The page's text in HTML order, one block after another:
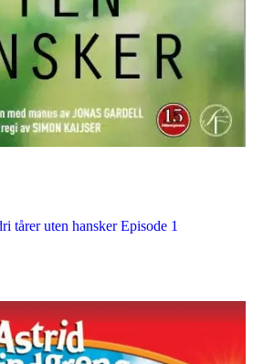
tårer uten hansker Episode 1